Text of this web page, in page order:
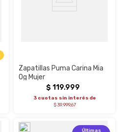
Zapatillas Puma Carina Mia
Og Mujer
$ 119.999
3 cuotas sin interés de
$ 39.999,67
Últimas